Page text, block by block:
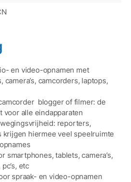
en video-opnamen met
camera’s, camcorders, laptops,
 blogger of filmer: de
voor alle eindapparaten
reporters,
hiermee veel speelruimte
smartphones, tablets, camera’s,
etc
spraak- en video-opnamen